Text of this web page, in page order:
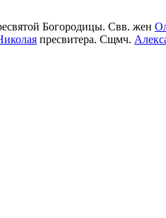
Богородицы. Свв. жен
пресвитера. Сщмч.